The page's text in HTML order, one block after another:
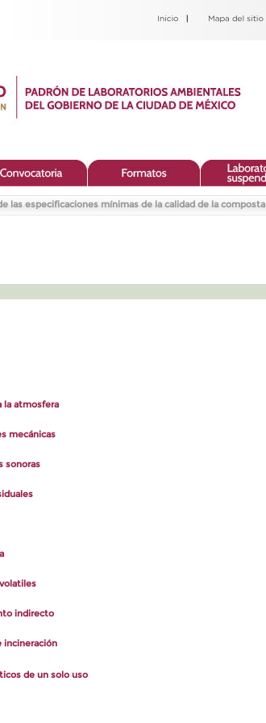
las especificaciones mínimas de la calidad de la composta
la atmosfera
mecánicas
sonoras
indirecto
incineración
de un solo uso